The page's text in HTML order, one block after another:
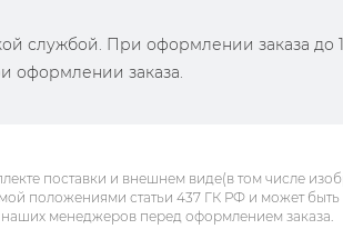
службой. При оформлении заказа до
оформлении заказа.
поставки и внешнем виде(в том числе
положениями статьи 437 ГК РФ и может
менеджеров перед оформлением заказа.